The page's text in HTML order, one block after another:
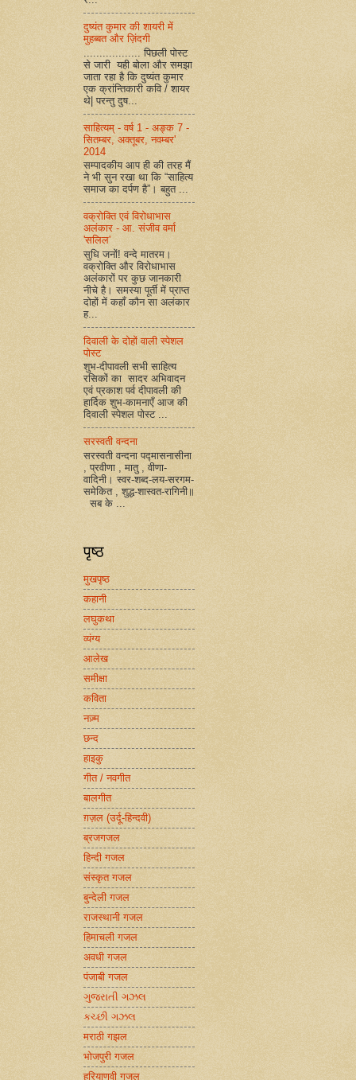
दुष्यंत कुमार की शायरी में
मुहब्बत और ज़िंदगी
.................. पिछली पोस्ट
से जारी यही बोला और समझा
जाता रहा है कि दुष्यंत कुमार
एक क्रांन्तिकारी कवि / शायर
थे| परन्तु दुष...
साहित्यम् - वर्ष 1 - अङ्क 7 -
सितम्बर, अक्तूबर, नवम्बर'
2014
सम्पादकीय आप ही की तरह मैं
ने भी सुन रखा था कि “साहित्य
समाज का दर्पण है”। बहुत ...
वक्रोक्ति एवं विरोधाभास
अलंकार - आ. संजीव वर्मा
'सलिल'
सुधि जनों! वन्दे मातरम।
वक्रोक्ति और विरोधाभास
अलंकारों पर कुछ जानकारी
नीचे है। समस्या पूर्ती में प्राप्त
दोहों में कहाँ कौन सा अलंकार
ह...
दिवाली के दोहों वाली स्पेशल
पोस्ट
शुभ-दीपावली सभी साहित्य
रसिकों का सादर अभिवादन
एवं प्रकाश पर्व दीपावली की
हार्दिक शुभ-कामनाएँ आज की
दिवाली स्पेशल पोस्ट ...
सरस्वती वन्दना
सरस्वती वन्दना पद्मासनासीना
, प्रवीणा , मातु , वीणा-
वादिनी। स्वर-शब्द-लय-सरगम-
समेकित , शुद्ध-शास्वत-रागिनी॥
सब के ...
पृष्ठ
मुखपृष्ठ
कहानी
लघुकथा
व्यंग्य
आलेख
समीक्षा
कविता
नज़्म
छन्द
हाइकु
गीत / नवगीत
बालगीत
ग़ज़ल (उर्दू-हिन्दवी)
ब्रजगजल
हिन्दी गजल
संस्कृत गजल
बुन्देली गजल
राजस्थानी गजल
हिमाचली गजल
अवधी गजल
पंजाबी गजल
ગુજરાતી ગઝલ
કચ્છી ગઝલ
मराठी गझल
भोजपुरी गजल
हरियाणवी गजल